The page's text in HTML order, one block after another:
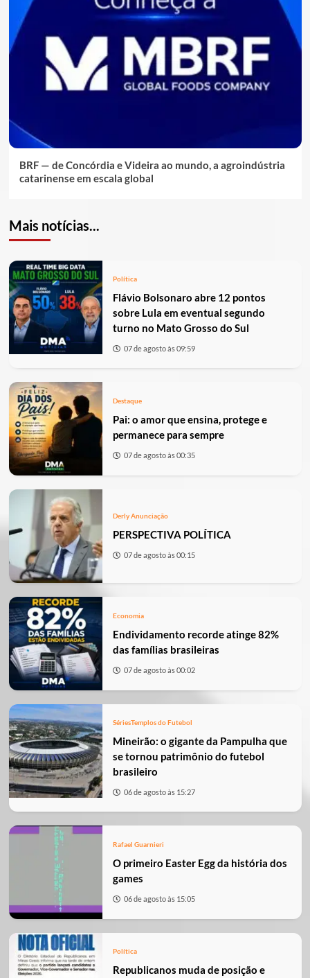
BRF — de Concórdia e Videira ao mundo, a agroindústria
catarinense em escala global
Mais notícias...
Política
Flávio Bolsonaro abre 12 pontos
sobre Lula em eventual segundo
turno no Mato Grosso do Sul
07 de agosto às 09:59
Destaque
Pai: o amor que ensina, protege e
permanece para sempre
07 de agosto às 00:35
Derly Anunciação
PERSPECTIVA POLÍTICA
07 de agosto às 00:15
Economia
Endividamento recorde atinge 82%
das famílias brasileiras
07 de agosto às 00:02
SériesTemplos do Futebol
Mineirão: o gigante da Pampulha que
se tornou patrimônio do futebol
brasileiro
06 de agosto às 15:27
Rafael Guarnieri
O primeiro Easter Egg da história dos
games
06 de agosto às 15:05
Política
Republicanos muda de posição e